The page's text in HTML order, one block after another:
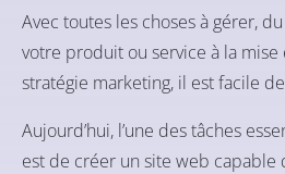
Avec toutes les choses à gérer,
votre produit ou service à la
stratégie marketing, il est facile
Aujourd’hui, l’une des tâches
est de créer un site web capable